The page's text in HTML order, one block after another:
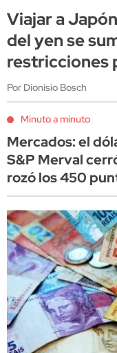
Viajar a
del yen se
restricciones
Por Dionisio Bosch
Minuto a minuto
Mercados: el
S&P Merval
rozó los 450